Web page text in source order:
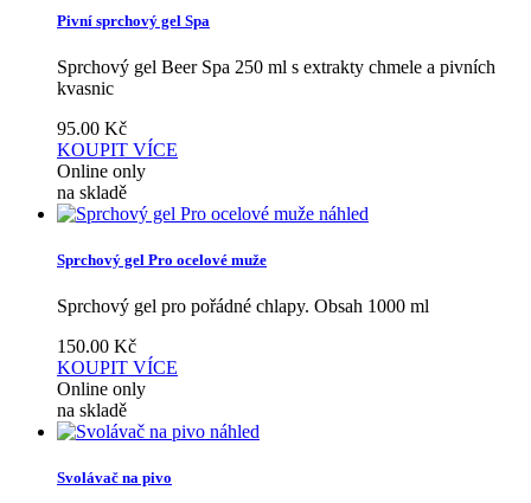
Pivní sprchový gel Spa
Sprchový gel Beer Spa 250 ml s extrakty chmele a pivních
kvasnic
95.00 Kč
KOUPIT VÍCE
Online only
na skladě
náhled
Sprchový gel Pro ocelové muže
Sprchový gel pro pořádné chlapy. Obsah 1000 ml
150.00 Kč
KOUPIT VÍCE
Online only
na skladě
náhled
Svolávač na pivo